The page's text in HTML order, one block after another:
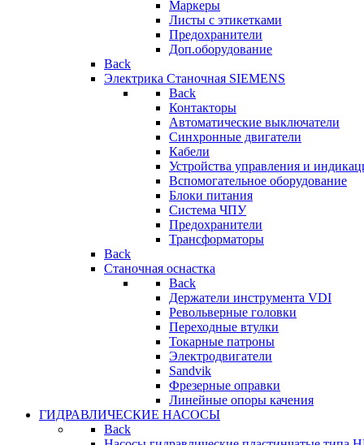
Маркеры
Листы с этикетками
Предохранители
Доп.оборудование
Back
Электрика Станочная SIEMENS
Back
Контакторы
Автоматические выключатели
Синхронные двигатели
Кабели
Устройства управления и
Вспомогательное оборудование
Блоки питания
Система ЧПУ
Предохранители
Трансформаторы
Back
Станочная оснастка
Back
Держатели инструмента VDI
Револьверные головки
Переходные втулки
Токарные патроны
Электродвигатели
Sandvik
Фрезерные оправки
Линейные опоры качения
ГИДРАВЛИЧЕСКИЕ НАСОСЫ
Back